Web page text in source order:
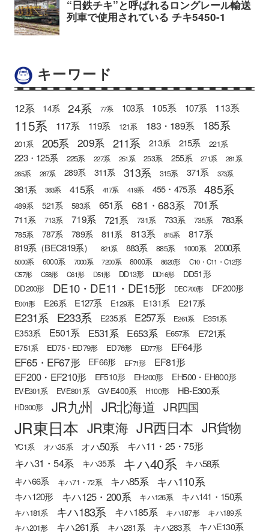
キーワード
12系 14系 24系 77系 103系 105系 107系 113系
115系 117系 119系 121系 183・189系 185系
201系 205系 209系 211系 213系 215系 221系
223・125系 225系 227系 251系 253系 255系 271系
281系
285系
287系 289系 311系 313系 315系 371系 373系
381系 383系 415系 417系 419系 455・475系 485系
489系 521系 583系 651系 681・683系 701系
711系 713系 719系 721系 731系 733系 735系 783系
785系 787系 789系 811系 813系 815系 817系
819系（BEC819系） 821系 883系 885系 1000系 2000系
5000系 6000系 7000系 7200系 8000系 8620形
C10・C11・C12形
C57形
C58形 C61形 D51形 DD13形 DD16形 DD51形
DD200形 DE10・DE11・DE15形 DEC700形 DF200形
E001形 E26系 E127系 E129系 E131系 E217系
E231系 E233系 E235系 E257系 E261系 E351系
E353系 E501系 E531系 E653系 E657系 E721系
E751系 ED75・ED79形 ED76形 ED77形 EF64形
EF65・EF67形 EF66形 EF71形
EF81形
EF200・EF210形
EF510形 EH200形 EH500・EH800形
EV-E301系 EV-E801系 GV-E400系 H100形 HB-E300系
HD300形 JR九州 JR北海道 JR四国
JR東日本 JR東海 JR西日本 JR貨物
YC1系 オハ35系 オハ50系 キハ11・25・75形
キハ31・54系 キハ35系 キハ40系 キハ58系
キハ66系 キハ71・72系 キハ85系 キハ110系
キハ120形 キハ125・200系 キハ126系 キハ141・150系
キハ181系 キハ183系 キハ185系 キハ187形
キハ189系
キハ201形
キハ261系 キハ281系 キハ283系
キハE130系